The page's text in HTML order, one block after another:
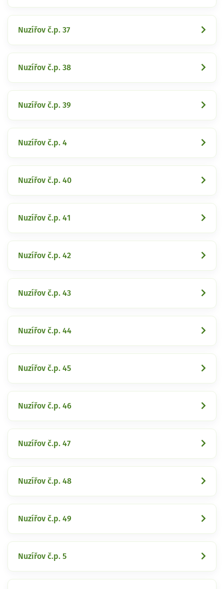
Nuzířov č.p. 37
Nuzířov č.p. 38
Nuzířov č.p. 39
Nuzířov č.p. 4
Nuzířov č.p. 40
Nuzířov č.p. 41
Nuzířov č.p. 42
Nuzířov č.p. 43
Nuzířov č.p. 44
Nuzířov č.p. 45
Nuzířov č.p. 46
Nuzířov č.p. 47
Nuzířov č.p. 48
Nuzířov č.p. 49
Nuzířov č.p. 5